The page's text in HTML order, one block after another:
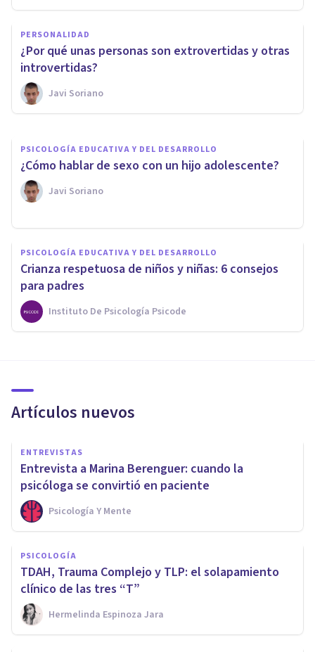
PERSONALIDAD
¿Por qué unas personas son extrovertidas y otras
introvertidas?
Javi Soriano
PSICOLOGÍA
¿Cómo se forja la Identidad?
Blanca Ruiz
PSICOLOGÍA EDUCATIVA Y DEL DESARROLLO
¿Cómo hablar de sexo con un hijo adolescente?
Javi Soriano
PSICOLOGÍA EDUCATIVA Y DEL DESARROLLO
Crianza respetuosa de niños y niñas: 6 consejos
para padres
Instituto De Psicología Psicode
Artículos nuevos
ENTREVISTAS
Entrevista a Marina Berenguer: cuando la
psicóloga se convirtió en paciente
Psicología Y Mente
PSICOLOGÍA
TDAH, Trauma Complejo y TLP: el solapamiento
clínico de las tres “T”
Hermelinda Espinoza Jara